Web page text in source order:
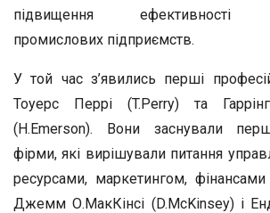
підвищення ефективності
промислових підприємств.
У той час з’явились перші
Тоуерс Перрі (T.Perry) та
(H.Emerson). Вони заснували
фірми, які вирішували питання
ресурсами, маркетингом,
Джемм О.МакКінсі (D.McKinsey) і